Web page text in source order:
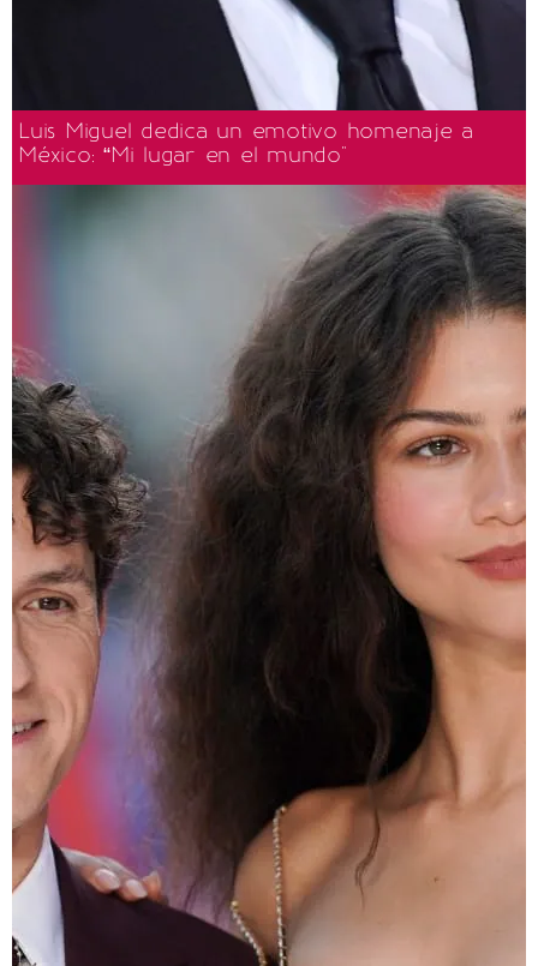
Luis Miguel dedica un emotivo homenaje a
México: “Mi lugar en el mundo"